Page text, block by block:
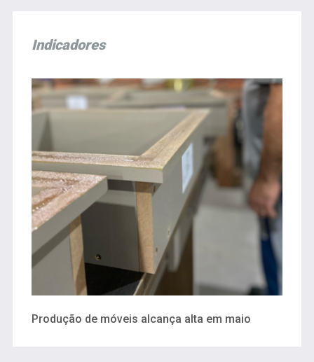
Indicadores
Produção de móveis alcança alta em maio